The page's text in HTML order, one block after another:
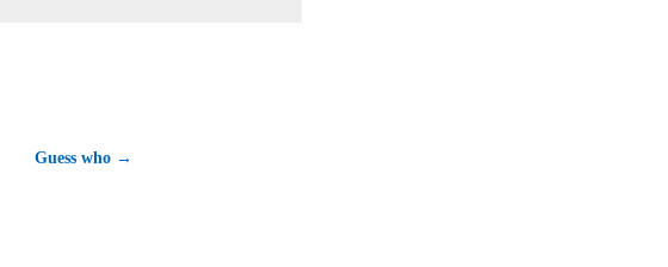
Guess who →